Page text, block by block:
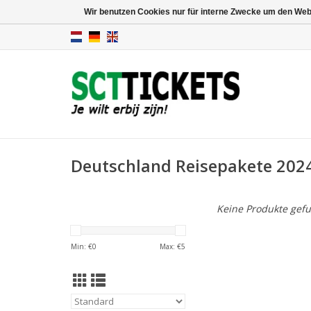
Deutschland Reisepakete
Min: €0 Max: €5
Keine Produkte
Wir benutzen Cookies nur für interne Zwecke um den